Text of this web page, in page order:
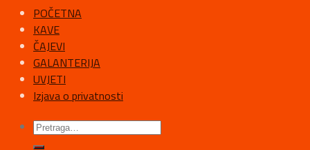
POČETNA
KAVE
ČAJEVI
GALANTERIJA
UVJETI
Izjava o privatnosti